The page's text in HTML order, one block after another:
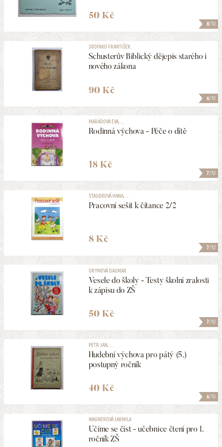
8/10
50 Kč
6/10
SRDÍNKO FRANTIŠEK
Schusterův Biblický dějepis starého i
nového zákona
90 Kč
7/10
MARÁDOVÁ EVA, ...
Rodinná výchova - Péče o dítě
18 Kč
7/10
STAUDKOVÁ HANA, ...
Pracovní sešit k čítance 2/2
8 Kč
7/10
GRYMOVÁ DAGMAR
Vesele do školy - Testy školní zralosti
k zápisu do ZŠ
50 Kč
6/10
PETR JAN, ...
Hudební výchova pro pátý (5.)
postupný ročník
40 Kč
WAGNEROVÁ JARMILA
Učíme se číst - učebnice čtení pro 1.
ročník ZŠ